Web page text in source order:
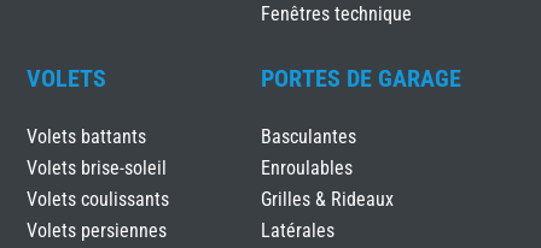
Fenêtres technique
VOLETS
Volets battants
Volets brise-soleil
Volets coulissants
Volets persiennes
PORTES DE GARAGE
Basculantes
Enroulables
Grilles & Rideaux
Latérales